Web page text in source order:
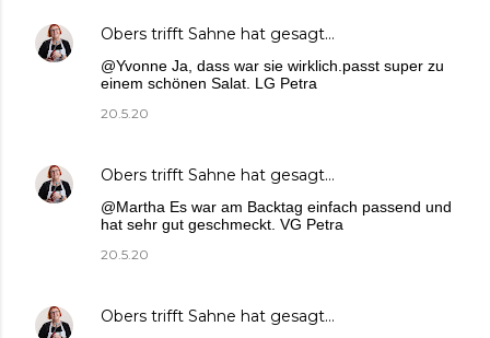
Obers trifft Sahne hat gesagt…
@Yvonne Ja, dass war sie wirklich.passt super zu
einem schönen Salat. LG Petra
20.5.20
Obers trifft Sahne hat gesagt…
@Martha Es war am Backtag einfach passend und
hat sehr gut geschmeckt. VG Petra
20.5.20
Obers trifft Sahne hat gesagt…